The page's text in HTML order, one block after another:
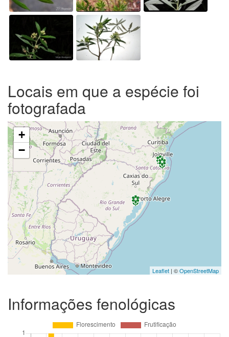
Locais em que a espécie foi
fotografada
+
−
Leaflet | ©OpenStreetMap
Informações fenológicas